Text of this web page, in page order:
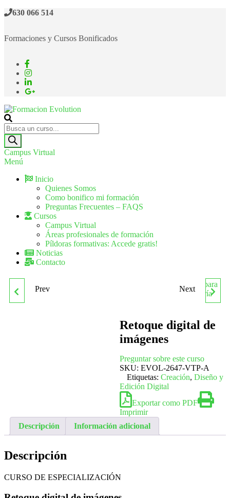
630 066 514
Formaciones y Cursos Bonificados
Formacion Evolution
Cursos de formación continua
Campus Virtual
Menú
Inicio
Quienes Somos
Como bonifico mi formación
Preguntas Frecuentes – FAQS
Cursos
Campus Virtual
Áreas profesionales de formación
Píldoras formativas: Accede gratis!
Noticias
Contacto
REPRESENTACIÓN
Prev SALUD PÚBLICA Y
MÉDICOS Y PERSONAL
DE ENFERMERÍA
Next
Retoque digital de
imágenes
Preguntar sobre este curso
SKU: EVOL-2647-VTP-A
Etiquetas: Creación, Diseño y
Edición Digital
Exportar como PDF
Imprimir
Descripción
Información adicional
Descripción
CURSO DE ESPECIALIZACIÓN